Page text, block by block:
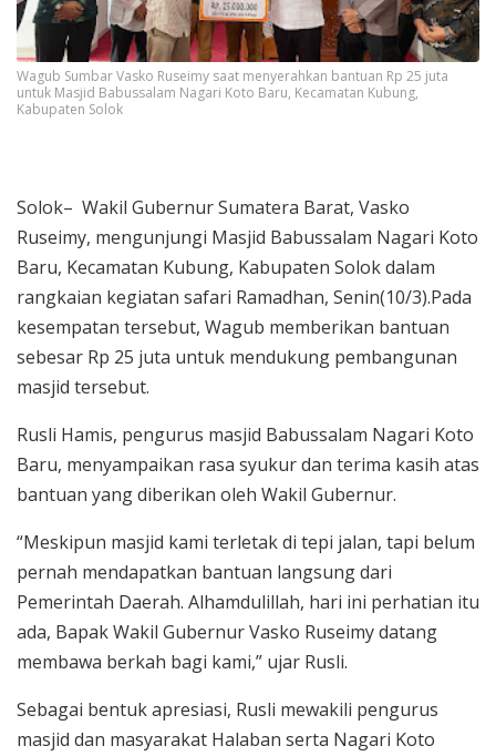
Wagub Sumbar Vasko Ruseimy saat menyerahkan bantuan Rp 25 juta
untuk Masjid Babussalam Nagari Koto Baru, Kecamatan Kubung,
Kabupaten Solok
Solok– Wakil Gubernur Sumatera Barat, Vasko
Ruseimy, mengunjungi Masjid Babussalam Nagari Koto
Baru, Kecamatan Kubung, Kabupaten Solok dalam
rangkaian kegiatan safari Ramadhan, Senin(10/3).Pada
kesempatan tersebut, Wagub memberikan bantuan
sebesar Rp 25 juta untuk mendukung pembangunan
masjid tersebut.
Rusli Hamis, pengurus masjid Babussalam Nagari Koto
Baru, menyampaikan rasa syukur dan terima kasih atas
bantuan yang diberikan oleh Wakil Gubernur.
“Meskipun masjid kami terletak di tepi jalan, tapi belum
pernah mendapatkan bantuan langsung dari
Pemerintah Daerah. Alhamdulillah, hari ini perhatian itu
ada, Bapak Wakil Gubernur Vasko Ruseimy datang
membawa berkah bagi kami,” ujar Rusli.
Sebagai bentuk apresiasi, Rusli mewakili pengurus
masjid dan masyarakat Halaban serta Nagari Koto